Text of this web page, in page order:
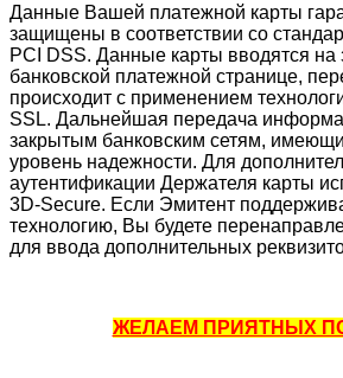
Данные Вашей платежной карты
защищены в соответствии со
PCI DSS. Данные карты вводятся
банковской платежной странице,
происходит с применением
SSL. Дальнейшая передача
закрытым банковским сетям,
уровень надежности. Для
аутентификации Держателя карты
3D-Secure. Если Эмитент
технологию, Вы будете
для ввода дополнительных
ЖЕЛАЕМ ПРИЯТНЫХ